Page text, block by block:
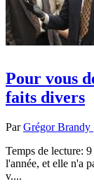
Pour vous
faits divers
ParGrégor Brandy
Temps de lecture:
l'année, et elle n'a
v....